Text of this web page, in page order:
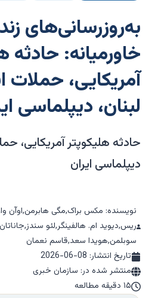
به‌روزرسانی‌های
خاورمیانه: حادثه
آمریکایی، حملات
لبنان، دیپلماسی
حادثه هلیکوپتر آمریکایی،
دیپلماسی ایران
نویسنده: مکس براک,مگی هابرمن,اوآن
ریس,دیوید ام. هالفینگر,لئو
سوبلمن,هویدا سعد,قاسم نعمان
تاریخ انتشار: 2026-06-08
منتشر شده در: سازمان خبری
۱۵ دقیقه مطالعه